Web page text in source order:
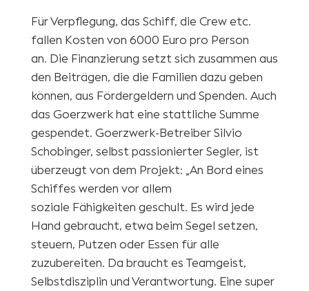
Für Verpflegung, das Schiff, die Crew etc.
fallen Kosten von 6000 Euro pro Person
an. Die Finanzierung setzt sich zusammen aus
den Beiträgen, die die Familien dazu geben
können, aus Fördergeldern und Spenden. Auch
das Goerzwerk hat eine stattliche Summe
gespendet. Goerzwerk-Betreiber Silvio
Schobinger, selbst passionierter Segler, ist
überzeugt von dem Projekt: „An Bord eines
Schiffes werden vor allem
soziale Fähigkeiten geschult. Es wird jede
Hand gebraucht, etwa beim Segel setzen,
steuern, Putzen oder Essen für alle
zuzubereiten. Da braucht es Teamgeist,
Selbstdisziplin und Verantwortung. Eine super